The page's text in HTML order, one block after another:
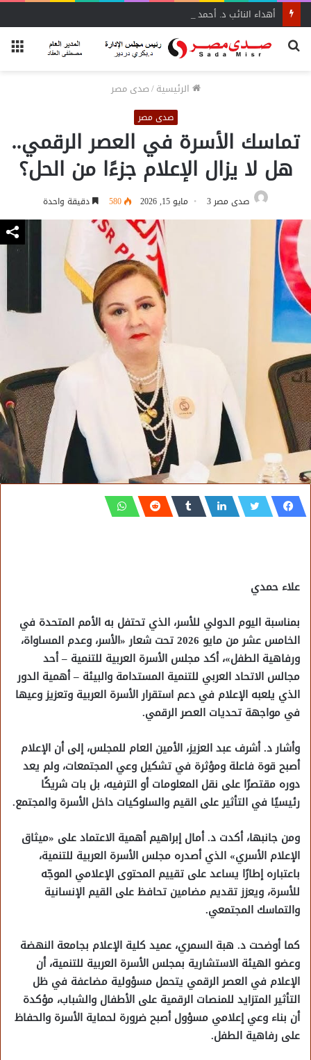
بحث
الرئيسية/صدى مصر
صدى مصر
تماسك الأسرة في العصر الرقمي..
هل لا يزال الإعلام جزءًا من الحل؟
صدى مصر 3 مايو 15, 2026 580 دقيقة واحدة
علاء حمدي
بمناسبة اليوم الدولي للأسر، الذي تحتفل به الأمم المتحدة في
الخامس عشر من مايو 2026 تحت شعار «الأسر، وعدم المساواة،
ورفاهية الطفل»، أكد مجلس الأسرة العربية للتنمية – أحد
مجالس الاتحاد العربي للتنمية المستدامة والبيئة – أهمية الدور
الذي يلعبه الإعلام في دعم استقرار الأسرة العربية وتعزيز وعيها
في مواجهة تحديات العصر الرقمي.
وأشار د. أشرف عبد العزيز، الأمين العام للمجلس، إلى أن الإعلام
أصبح قوة فاعلة ومؤثرة في تشكيل وعي المجتمعات، ولم يعد
دوره مقتصرًا على نقل المعلومات أو الترفيه، بل بات شريكًا
رئيسيًا في التأثير على القيم والسلوكيات داخل الأسرة والمجتمع.
ومن جانبها، أكدت د. أمال إبراهيم أهمية الاعتماد على «ميثاق
الإعلام الأسري» الذي أصدره مجلس الأسرة العربية للتنمية،
باعتباره إطارًا يساعد على تقييم المحتوى الإعلامي الموجّه
للأسرة، ويعزز تقديم مضامين تحافظ على القيم الإنسانية
والتماسك المجتمعي.
كما أوضحت د. هبة السمري، عميد كلية الإعلام بجامعة النهضة
وعضو الهيئة الاستشارية بمجلس الأسرة العربية للتنمية، أن
الإعلام في العصر الرقمي يتحمل مسؤولية مضاعفة في ظل
التأثير المتزايد للمنصات الرقمية على الأطفال والشباب، مؤكدة
أن بناء وعي إعلامي مسؤول أصبح ضرورة لحماية الأسرة والحفاظ
على رفاهية الطفل.